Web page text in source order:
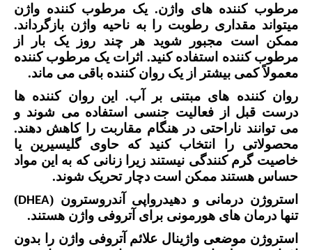
مرطوب کننده های واژن. یک مرطوب کننده واژن
میتواند مقداری رطوبت را به ناحیه واژن بازگرداند.
ممکن است مجبور شوید هر چند روز یک بار از
مرطوب کننده استفاده کنید. اثرات یک مرطوب کننده
معمولاً کمی بیشتر از یک روان کننده باقی می ماند.
روان کننده های مبتنی بر آب. این روان کننده ها
درست قبل از فعالیت جنسی استفاده می شوند و
می توانند ناراحتی در هنگام مقاربت را کاهش دهند.
محصولاتی را انتخاب کنید که حاوی گلیسیرین یا
خاصیت گرم کنندگی نیستند زیرا زنانی که به این مواد
حساس هستند ممکن است دچار تحریک شوند.
استروژن درمانی و دهیدرواپی آندروسترون (
DHEA
)
تنها درمان های هورمونی برای آتروفی واژن هستند.
استروژن موضعی واژینال علائم آتروفی واژن را بدون